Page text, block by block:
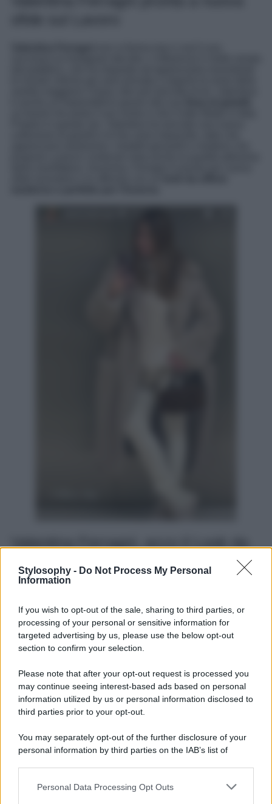
Stylosophy - Do Not Process My Personal
Information
If you wish to opt-out of the sale, sharing to third parties, or
processing of your personal or sensitive information for
targeted advertising by us, please use the below opt-out
section to confirm your selection.
Please note that after your opt-out request is processed you
may continue seeing interest-based ads based on personal
information utilized by us or personal information disclosed to
third parties prior to your opt-out.
You may separately opt-out of the further disclosure of your
personal information by third parties on the IAB’s list of
This information may also be disclosed by us to third parties
Personal Data Processing Opt Outs
Valentina Ferragni, ecco il Look da
ufficio
possibile?Valentina Ferragni ci dimostra di sì. La sorella
minore di Chiara, infatti, ha scelto unlook total white
una giornata impegnativa di lavoro a ridosso del lancio
della sua nuova linea di gioielli. Pantalone super slim
bianco con apertura frontale sulla caviglia,
cappotto stile Teddy color avorio, poi stivaletti con lacci
ton sur ton e una splendida borsa a mano Miu Miu color
cioccolato. A noi questo lookconvince e si sposa bene
con i colori di Valentina, voi cosa ne pensate?